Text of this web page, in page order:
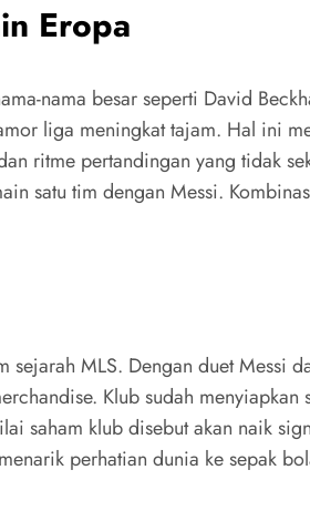
Eropa
nama besar seperti David
liga meningkat tajam. Hal ini
ritme pertandingan yang tidak
satu tim dengan Messi.
MLS. Dengan duet Messi
Klub sudah
saham klub disebut akan naik
perhatian dunia ke sepak